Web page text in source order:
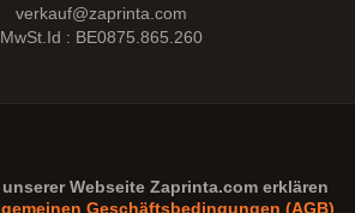
verkauf@zaprinta.com
MwSt.Id : BE0875.865.260
Webseite Zaprinta.com erklären
Geschäftsbedingungen (AGB)